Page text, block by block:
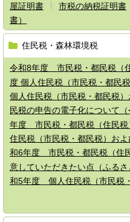
屋証明書
市税の納税証明書
書）
住民税・森林環境税
令和8年度 市民税・都民税（
度 個人住民税（市民税・都民
個人住民税（市民税・都民税
民税の申告の電子化について（
年度 市民税・都民税（住民税
住民税（市民税・都民税）お
和6年度 市民税・都民税（住
意していただきたい点（ふるさ
和5年度 個人住民税（市民税